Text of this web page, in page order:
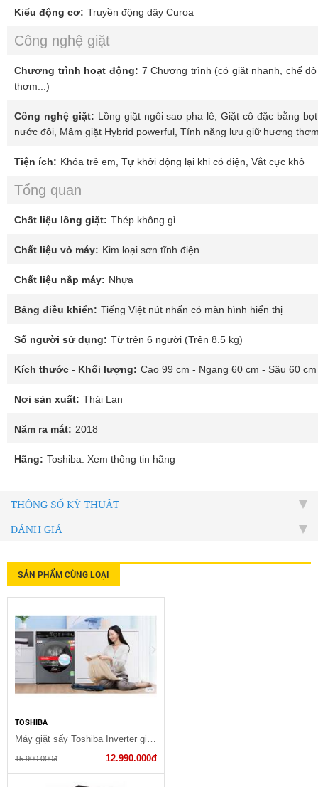
Kiểu động cơ: Truyền động dây Curoa
Công nghệ giặt
Chương trình hoạt động: 7 Chương trình (có giặt nhanh, chế
thơm...)
Công nghệ giặt: Lồng giặt ngôi sao pha lê, Giặt cô đặc bằng
nước đôi, Mâm giặt Hybrid powerful, Tính năng lưu giữ hương
Tiện ích: Khóa trẻ em, Tự khởi động lại khi có điện, Vắt cực khô
Tổng quan
Chất liệu lồng giặt: Thép không gỉ
Chất liệu vỏ máy: Kim loại sơn tĩnh điện
Chất liệu nắp máy: Nhựa
Bảng điều khiển: Tiếng Việt nút nhấn có màn hình hiển thị
Số người sử dụng: Từ trên 6 người (Trên 8.5 kg)
Kích thước - Khối lượng: Cao 99 cm - Ngang 60 cm - Sâu 60
Nơi sản xuất: Thái Lan
Năm ra mắt: 2018
Hãng: Toshiba. Xem thông tin hãng
THÔNG SỐ KỸ THUẬT
ĐÁNH GIÁ
SẢN PHẨM CÙNG LOẠI
TOSHIBA
Máy giặt sấy Toshiba Inverter giặt 12.5 kg - sấy 8 kg TWD-BM135GF4V(M-G)
15.900.000đ 12.990.000đ